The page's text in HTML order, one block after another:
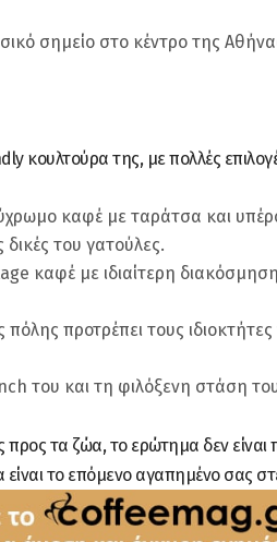
σημείο στο κέντρο της
κουλτούρα της, με πολλές
καφέ με ταράτσα και
του γατούλες.
καφέ με ιδιαίτερη
προτρέπει τους ιδιοκτήτες
του και τη φιλόξενη στάση
προς τα ζώα, το ερώτημα δεν
είναι το επόμενο αγαπημένο σας